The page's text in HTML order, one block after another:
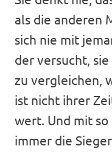
als die anderen
sich nie mit
der versucht,
zu vergleichen,
ist nicht ihrer
wert. Und mit
immer die